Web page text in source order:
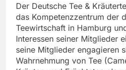
Der Deutsche Tee &
das Kompetenzzentrum der
Teewirtschaft in Hamburg
Interessen seiner Mitglieder
seine Mitglieder engagieren
Wahrnehmung von Tee